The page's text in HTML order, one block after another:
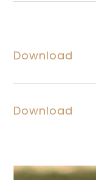
Download
Download